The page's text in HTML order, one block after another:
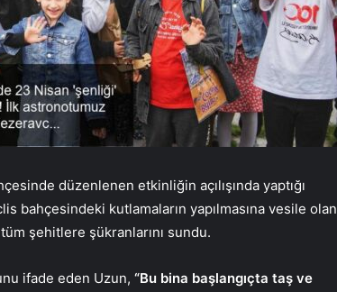
düzenlenen etkinliğin açılışında yaptığı
bahçesindeki kutlamaların yapılmasına vesile olan
şehitlere şükranlarını sundu.
ifade eden Uzun, “Bu bina başlangıçta taş ve